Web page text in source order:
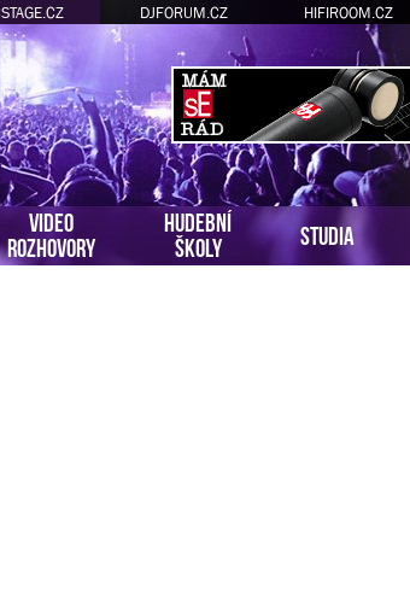
DJFORUM.CZ HIFIROOM.CZ
VIDEO
ROZHOVORY
HUDEBNÍ
ŠKOLY
STUDIA